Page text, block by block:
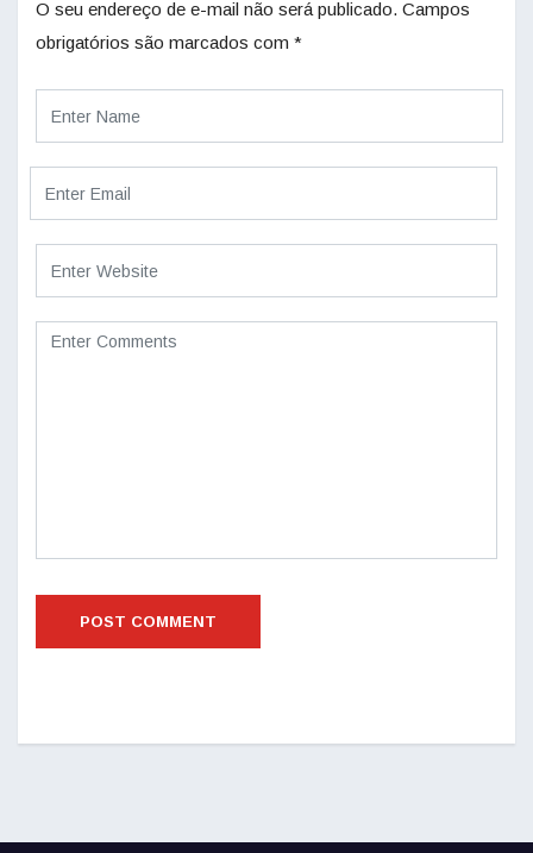
O seu endereço de e-mail não será publicado. Campos
obrigatórios são marcados com *